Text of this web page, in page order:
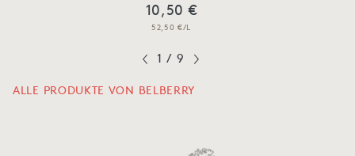
10,50 €
52,50 €/L
1 / 9
ALLE PRODUKTE VON BELBERRY